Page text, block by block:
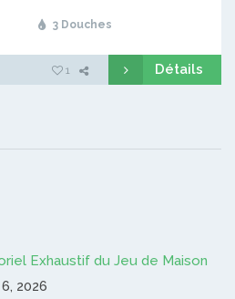
3 Douches
1 Détails
Exhaustif du Jeu de Maison
2026